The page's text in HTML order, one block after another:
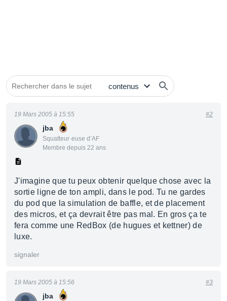
jba
Squatteur·euse d’AF
Membre depuis 22 ans
19 Mars 2005 à 15:55 #2
J'imagine que tu peux obtenir quelque chose avec la
sortie ligne de ton ampli, dans le pod. Tu ne gardes
du pod que la simulation de baffle, et de placement
des micros, et ça devrait être pas mal. En gros ça te
fera comme une RedBox (de hugues et kettner) de
luxe.
signaler
jba
19 Mars 2005 à 15:56 #3